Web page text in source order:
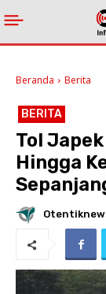
Beranda Berita
BERITA
Tol
Hingga